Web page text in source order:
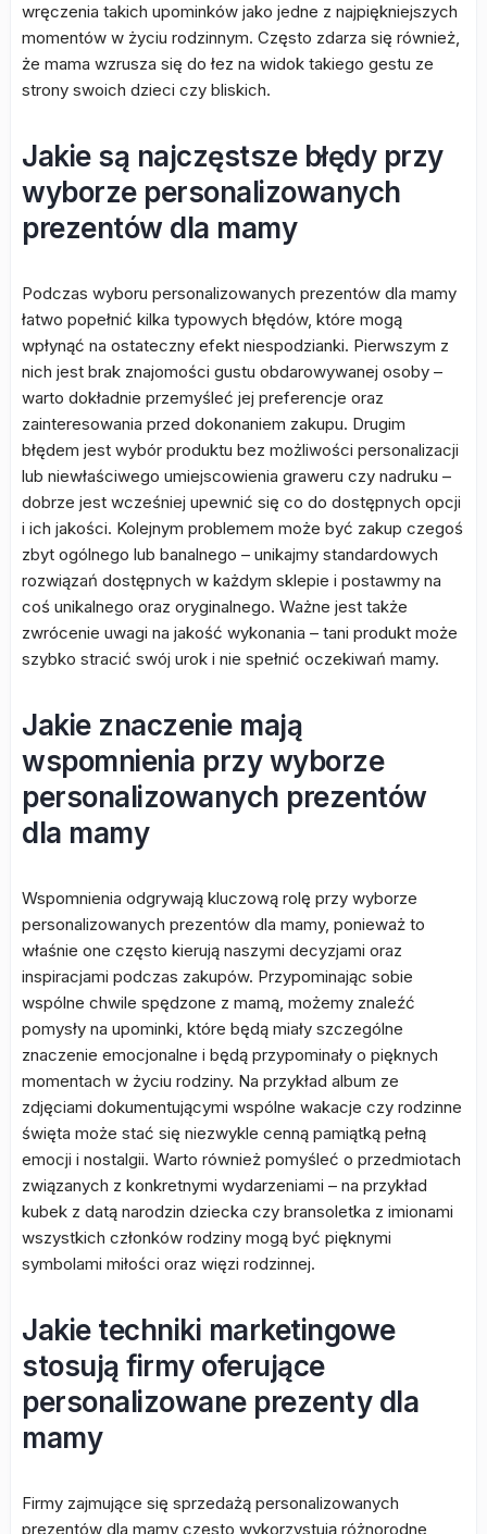
wręczenia takich upominków jako jedne z najpiękniejszych
momentów w życiu rodzinnym. Często zdarza się również,
że mama wzrusza się do łez na widok takiego gestu ze
strony swoich dzieci czy bliskich.
Jakie są najczęstsze błędy przy
wyborze personalizowanych
prezentów dla mamy
Podczas wyboru personalizowanych prezentów dla mamy
łatwo popełnić kilka typowych błędów, które mogą
wpłynąć na ostateczny efekt niespodzianki. Pierwszym z
nich jest brak znajomości gustu obdarowywanej osoby –
warto dokładnie przemyśleć jej preferencje oraz
zainteresowania przed dokonaniem zakupu. Drugim
błędem jest wybór produktu bez możliwości personalizacji
lub niewłaściwego umiejscowienia graweru czy nadruku –
dobrze jest wcześniej upewnić się co do dostępnych opcji
i ich jakości. Kolejnym problemem może być zakup czegoś
zbyt ogólnego lub banalnego – unikajmy standardowych
rozwiązań dostępnych w każdym sklepie i postawmy na
coś unikalnego oraz oryginalnego. Ważne jest także
zwrócenie uwagi na jakość wykonania – tani produkt może
szybko stracić swój urok i nie spełnić oczekiwań mamy.
Jakie znaczenie mają
wspomnienia przy wyborze
personalizowanych prezentów
dla mamy
Wspomnienia odgrywają kluczową rolę przy wyborze
personalizowanych prezentów dla mamy, ponieważ to
właśnie one często kierują naszymi decyzjami oraz
inspiracjami podczas zakupów. Przypominając sobie
wspólne chwile spędzone z mamą, możemy znaleźć
pomysły na upominki, które będą miały szczególne
znaczenie emocjonalne i będą przypominały o pięknych
momentach w życiu rodziny. Na przykład album ze
zdjęciami dokumentującymi wspólne wakacje czy rodzinne
święta może stać się niezwykle cenną pamiątką pełną
emocji i nostalgii. Warto również pomyśleć o przedmiotach
związanych z konkretnymi wydarzeniami – na przykład
kubek z datą narodzin dziecka czy bransoletka z imionami
wszystkich członków rodziny mogą być pięknymi
symbolami miłości oraz więzi rodzinnej.
Jakie techniki marketingowe
stosują firmy oferujące
personalizowane prezenty dla
mamy
Firmy zajmujące się sprzedażą personalizowanych
prezentów dla mamy często wykorzystują różnorodne